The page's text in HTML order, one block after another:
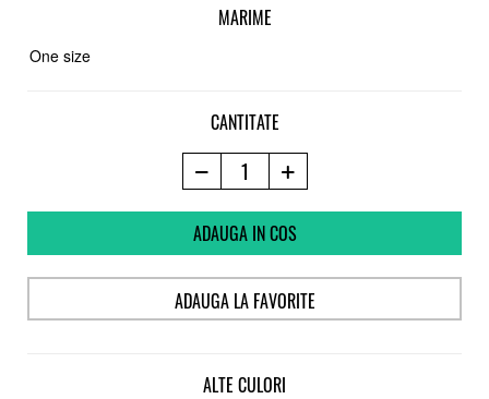
MARIME
One size
CANTITATE
ADAUGA IN COS
ADAUGA LA FAVORITE
ALTE CULORI